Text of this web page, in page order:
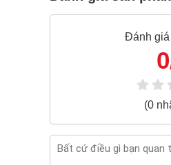
Đánh giá
(0